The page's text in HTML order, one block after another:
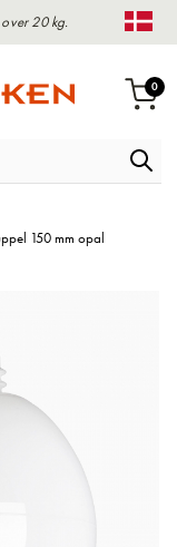
20 kg.
0
150 mm opal